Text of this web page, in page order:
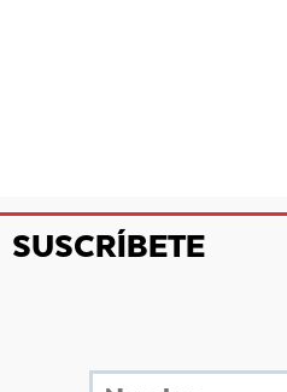
SUSCRÍBETE